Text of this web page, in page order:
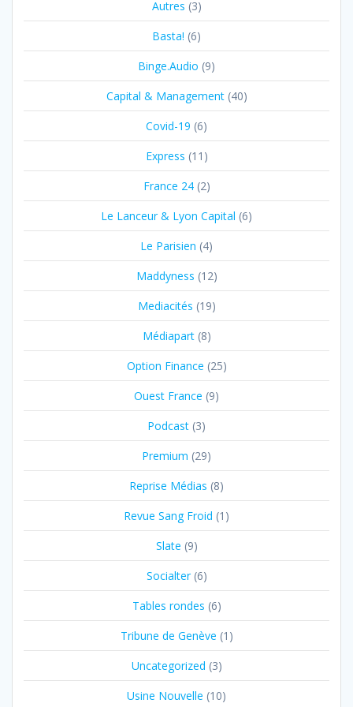
Autres (3)
Basta! (6)
Binge.Audio (9)
Capital & Management(40)
Covid-19 (6)
Express (11)
France 24(2)
Le Lanceur & Lyon Capital (6)
Le Parisien (4)
Maddyness (12)
Mediacités (19)
Médiapart(8)
Option Finance (25)
Ouest France (9)
Podcast (3)
Premium (29)
Reprise Médias (8)
Revue Sang Froid (1)
Slate (9)
Socialter(6)
Tables rondes (6)
Tribune de Genève (1)
Uncategorized (3)
Usine Nouvelle (10)